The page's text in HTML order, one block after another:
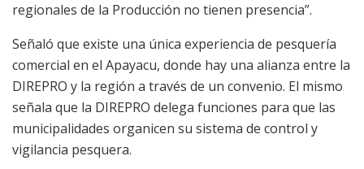
regionales de la Producción no tienen presencia”.
Señaló que existe una única experiencia de pesquería
comercial en el Apayacu, donde hay una alianza entre la
DIREPRO y la región a través de un convenio. El mismo
señala que la DIREPRO delega funciones para que las
municipalidades organicen su sistema de control y
vigilancia pesquera.